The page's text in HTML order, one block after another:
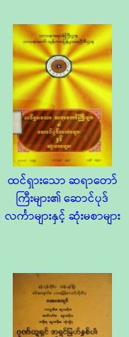
ထင်ရှားသော ဆရာတော်
ကြီးများ၏ ဆောင်ပုဒ်
လင်္ကာများနှင့် ဆုံးမစာများ